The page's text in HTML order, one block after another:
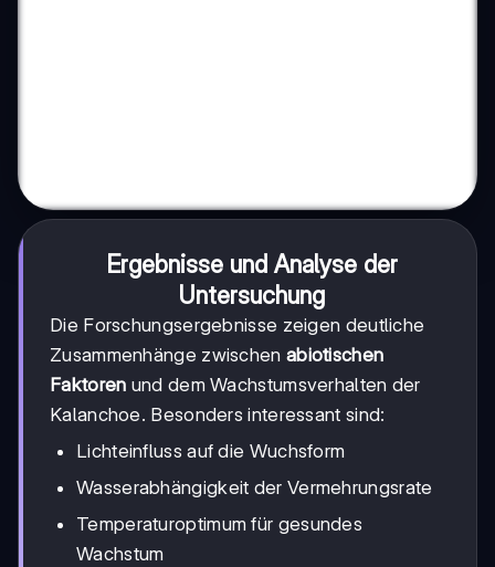
Ergebnisse und Analyse der
Untersuchung
Die Forschungsergebnisse zeigen deutliche
Zusammenhänge zwischen abiotischen
Faktoren und dem Wachstumsverhalten der
Kalanchoe. Besonders interessant sind:
Lichteinfluss auf die Wuchsform
Wasserabhängigkeit der Vermehrungsrate
Temperaturoptimum für gesundes
Wachstum